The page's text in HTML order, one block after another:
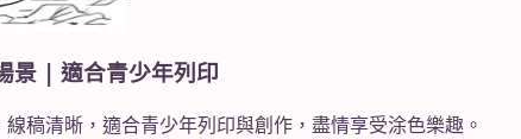
景 | 適合青少年列印
稿清晰，適合青少年列印與創作，盡情享受涂色樂趣。